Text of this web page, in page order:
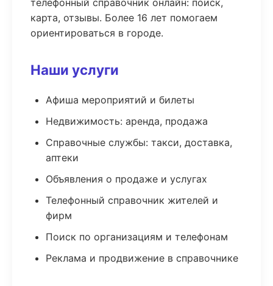
телефонный справочник онлайн: поиск,
карта, отзывы. Более 16 лет помогаем
ориентироваться в городе.
Наши услуги
Афиша мероприятий и билеты
Недвижимость: аренда, продажа
Справочные службы: такси, доставка,
аптеки
Объявления о продаже и услугах
Телефонный справочник жителей и
фирм
Поиск по организациям и телефонам
Реклама и продвижение в справочнике